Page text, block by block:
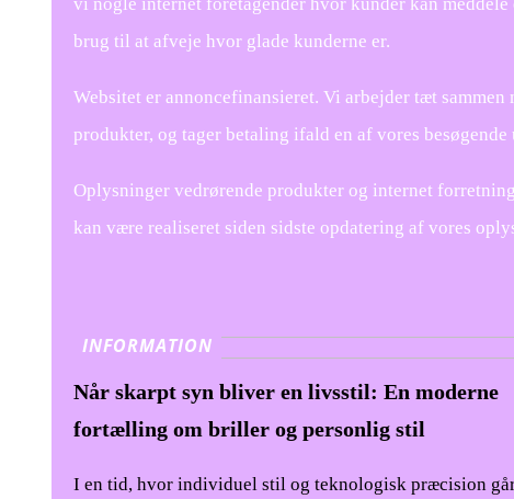
brug til at afveje hvor glade kunderne er.
Websitet er annoncefinansieret. Vi arbejder tæt
produkter, og tager betaling ifald en af vores
Oplysninger vedrørende produkter og internet
kan være realiseret siden sidste opdatering af vores
INFORMATION
Når skarpt syn bliver en livsstil: En moderne
fortælling om briller og personlig stil
I en tid, hvor individuel stil og teknologisk præcision